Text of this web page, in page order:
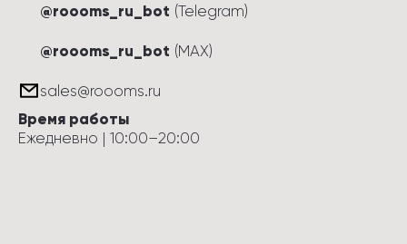
@roooms_ru_bot (Telegram)
@roooms_ru_bot (MAX)
sales@roooms.ru
Время работы
Ежедневно | 10:00–20:00